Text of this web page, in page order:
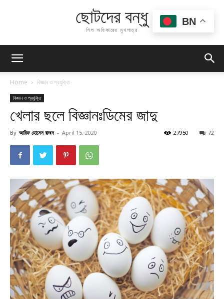
ছোটদের বন্ধু
শিশু অধিকারের মুখপাত্র
Home বিজ্ঞান ও প্রযুক্তি
বিজ্ঞান ও প্রযুক্তি
খেলার ছলে বিজ্ঞানঃডিমের জাদু
By আরিফ হোসেন রাজন - April 15, 2020 72
27950
BN